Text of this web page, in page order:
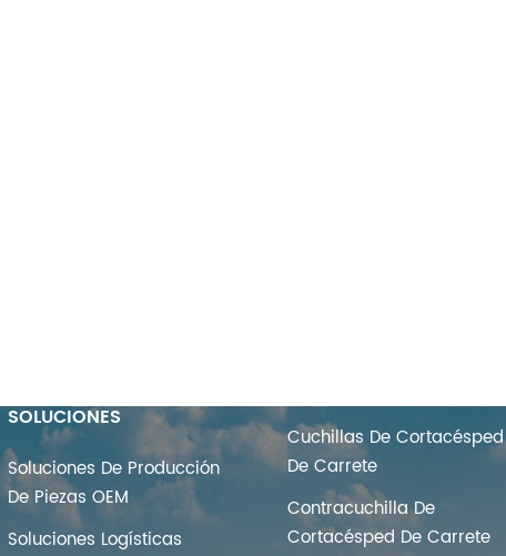
SOLUCIONES
Soluciones De Producción
De Piezas OEM
Soluciones Logísticas
Cuchillas De Cortacésped
De Carrete
Contracuchilla De
Cortacésped De Carrete